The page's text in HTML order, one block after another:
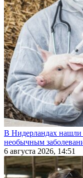
В Нидерландах нашли
необычным
6 августа 2026, 14:51